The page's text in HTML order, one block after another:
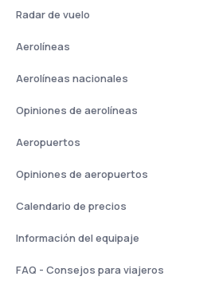
Radar de vuelo
Aerolíneas
Aerolíneas nacionales
Opiniones de aerolíneas
Aeropuertos
Opiniones de aeropuertos
Calendario de precios
Información del equipaje
FAQ - Consejos para viajeros